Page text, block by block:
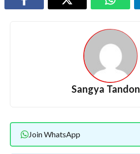
Sangya Tandon
Join WhatsApp